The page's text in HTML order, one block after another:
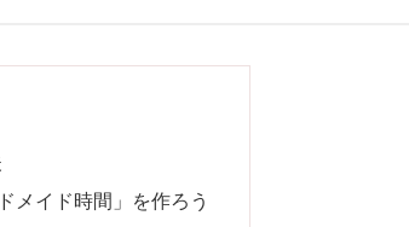
メイド時間」を作ろう